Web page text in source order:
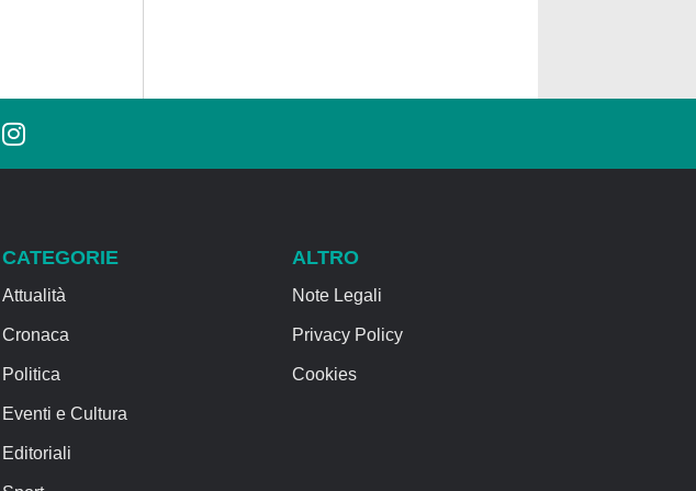
CATEGORIE
Attualità
Cronaca
Politica
Eventi e Cultura
Editoriali
ALTRO
Note Legali
Privacy Policy
Cookies